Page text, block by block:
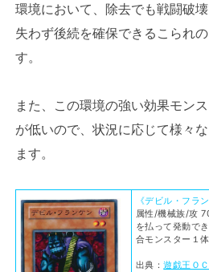
環境において、除去でも戦闘破
失わず後続を確保できるこられ
す。
また、この環境の強い効果モン
が低いので、状況に応じて様々
ます。
《デビル・フラ
属性/機械族/攻
を払って発動で
合モンスター１
出典：遊戯王Ｏ